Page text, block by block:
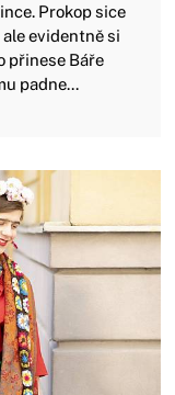
Prokop sice
evidentně si
přinese Báře
padne...